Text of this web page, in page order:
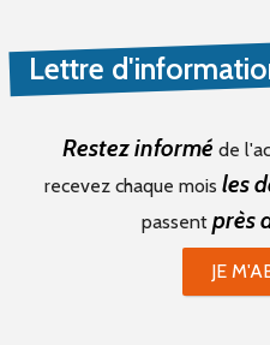
Lettre
Restez informé de
recevez chaque mois les
passent près
JE